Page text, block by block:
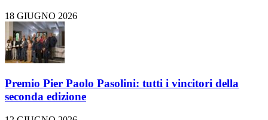
18 GIUGNO 2026
Premio Pier Paolo Pasolini: tutti i vincitori della
seconda edizione